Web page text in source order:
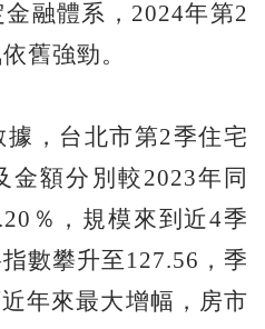
融體系，2024年第2
舊強勁。
，台北市第2季住宅
金額分別較2023年同
％，規模來到近4季
數攀升至127.56，季
年來最大增幅，房市